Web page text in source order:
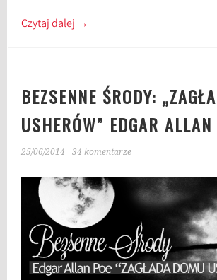
Czytaj dalej →
BEZSENNE ŚRODY:
USHERÓW” EDGAR ALLAN
25/06/2014 34 komentarze